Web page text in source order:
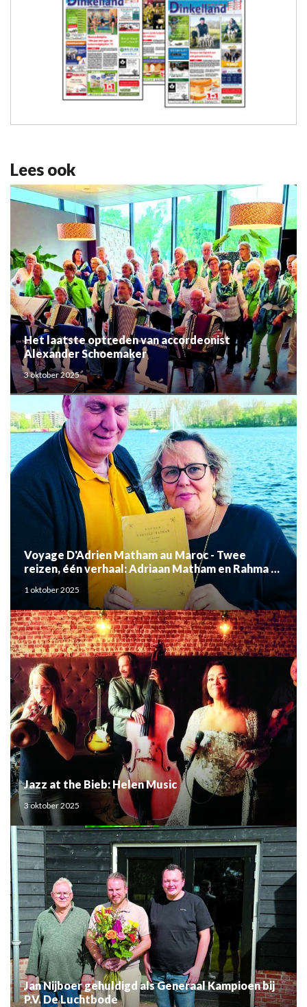
Lees ook
Het laatste optreden van accordeonist
Alexander Schoemaker
3 oktober 2025
Voyage D'Adrien Matham au Maroc - Twee
reizen, één verhaal: Adriaan Matham en Rahma el
Mouden
1 oktober 2025
Jazz at the Bieb: Helen Music
3 oktober 2025
Jan Nijboer gehuldigd als Generaal Kampioen bij
P.V. De Luchtbode